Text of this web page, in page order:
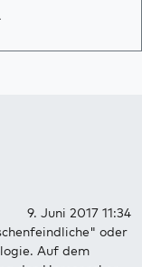
9. Juni 2017 11:34
oder
Auf dem